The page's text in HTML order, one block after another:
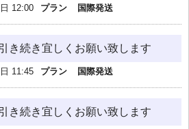
12:00 プラン 国際発送
き続き宜しくお願い致します
11:45 プラン 国際発送
き続き宜しくお願い致します